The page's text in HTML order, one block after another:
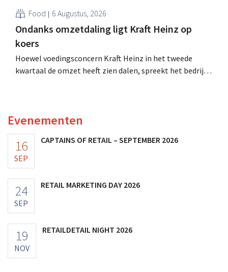
Food 6 Augustus, 2026
Ondanks omzetdaling ligt Kraft Heinz op
koers
Hoewel voedingsconcern Kraft Heinz in het tweede
kwartaal de omzet heeft zien dalen, spreekt het bedrijf
Evenementen
16
SEP
CAPTAINS OF RETAIL – SEPTEMBER 2026
24
SEP
RETAIL MARKETING DAY 2026
19
NOV
RETAILDETAIL NIGHT 2026